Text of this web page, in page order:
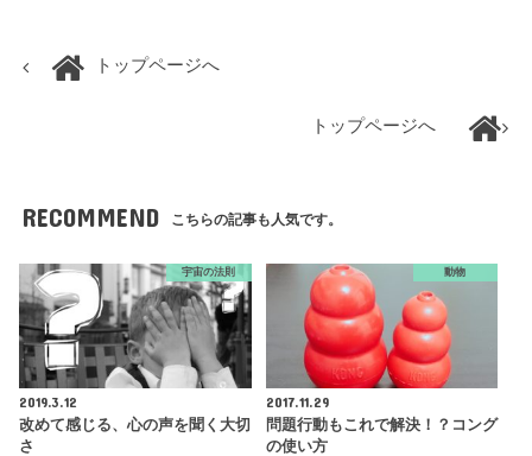
トップページへ
トップページへ
RECOMMEND こちらの記事も人気です。
宇宙の法則
2019.3.12
改めて感じる、心の声を聞く大切
さ
動物
2017.11.29
問題行動もこれで解決！？コング
の使い方